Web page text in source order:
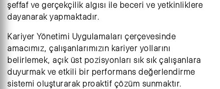
şeffaf ve gerçekçilik algısı ile beceri ve yetkinliklere
dayanarak yapmaktadır.
Kariyer Yönetimi Uygulamaları çerçevesinde
amacımız, çalışanlarımızın kariyer yollarını
belirlemek, açık üst pozisyonları sık sık çalışanlara
duyurmak ve etkili bir performans değerlendirme
sistemi oluşturarak proaktif çözüm sunmaktır.